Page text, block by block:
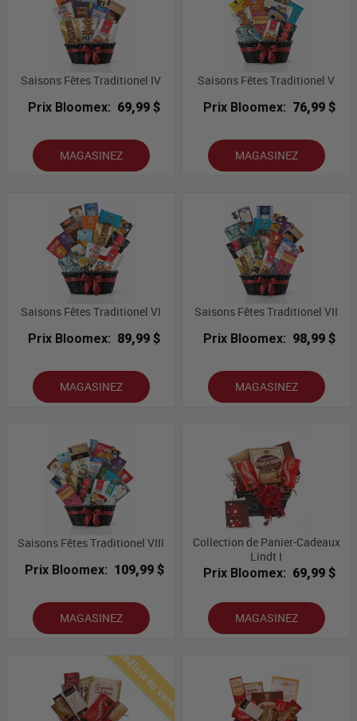
Saisons Fêtes Traditionel IV
Prix Bloomex: 69,99 $
MAGASINEZ
Saisons Fêtes Traditionel V
Prix Bloomex: 76,99 $
MAGASINEZ
Saisons Fêtes Traditionel VI
Prix Bloomex: 89,99 $
MAGASINEZ
Saisons Fêtes Traditionel VII
Prix Bloomex: 98,99 $
MAGASINEZ
Saisons Fêtes Traditionel VIII
Prix Bloomex: 109,99 $
MAGASINEZ
Collection de Panier-Cadeaux
Lindt I
Prix Bloomex: 69,99 $
MAGASINEZ
Meilleures ventes